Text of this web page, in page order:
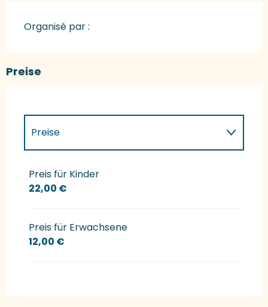
Organisé par :
Preise
Preise
Preise 2027
Preis für Kinder
22,00 €
Preis für Erwachsene
12,00 €